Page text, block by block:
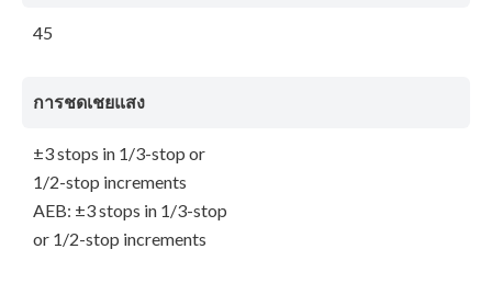
45
การชดเชยแสง
±3 stops in 1/3-stop or
1/2-stop increments
AEB: ±3 stops in 1/3-stop
or 1/2-stop increments